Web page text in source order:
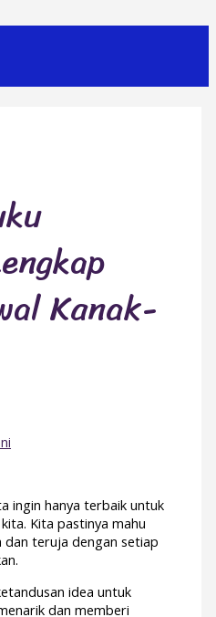
Kanak-
ingin hanya terbaik untuk
Kita pastinya mahu
dan teruja dengan setiap
idea untuk
dan memberi